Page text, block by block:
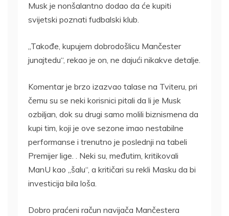
Musk je nonšalantno dodao da će kupiti
svijetski poznati fudbalski klub.
„Takođe, kupujem dobrodošlicu Mančester
junajtedu“, rekao je on, ne dajući nikakve detalje.
Komentar je brzo izazvao talase na Tviteru, pri
čemu su se neki korisnici pitali da li je Musk
ozbiljan, dok su drugi samo molili biznismena da
kupi tim, koji je ove sezone imao nestabilne
performanse i trenutno je poslednji na tabeli
Premijer lige. . Neki su, međutim, kritikovali
ManU kao „šalu“, a kritičari su rekli Masku da bi
investicija bila loša.
Dobro praćeni račun navijača Mančestera